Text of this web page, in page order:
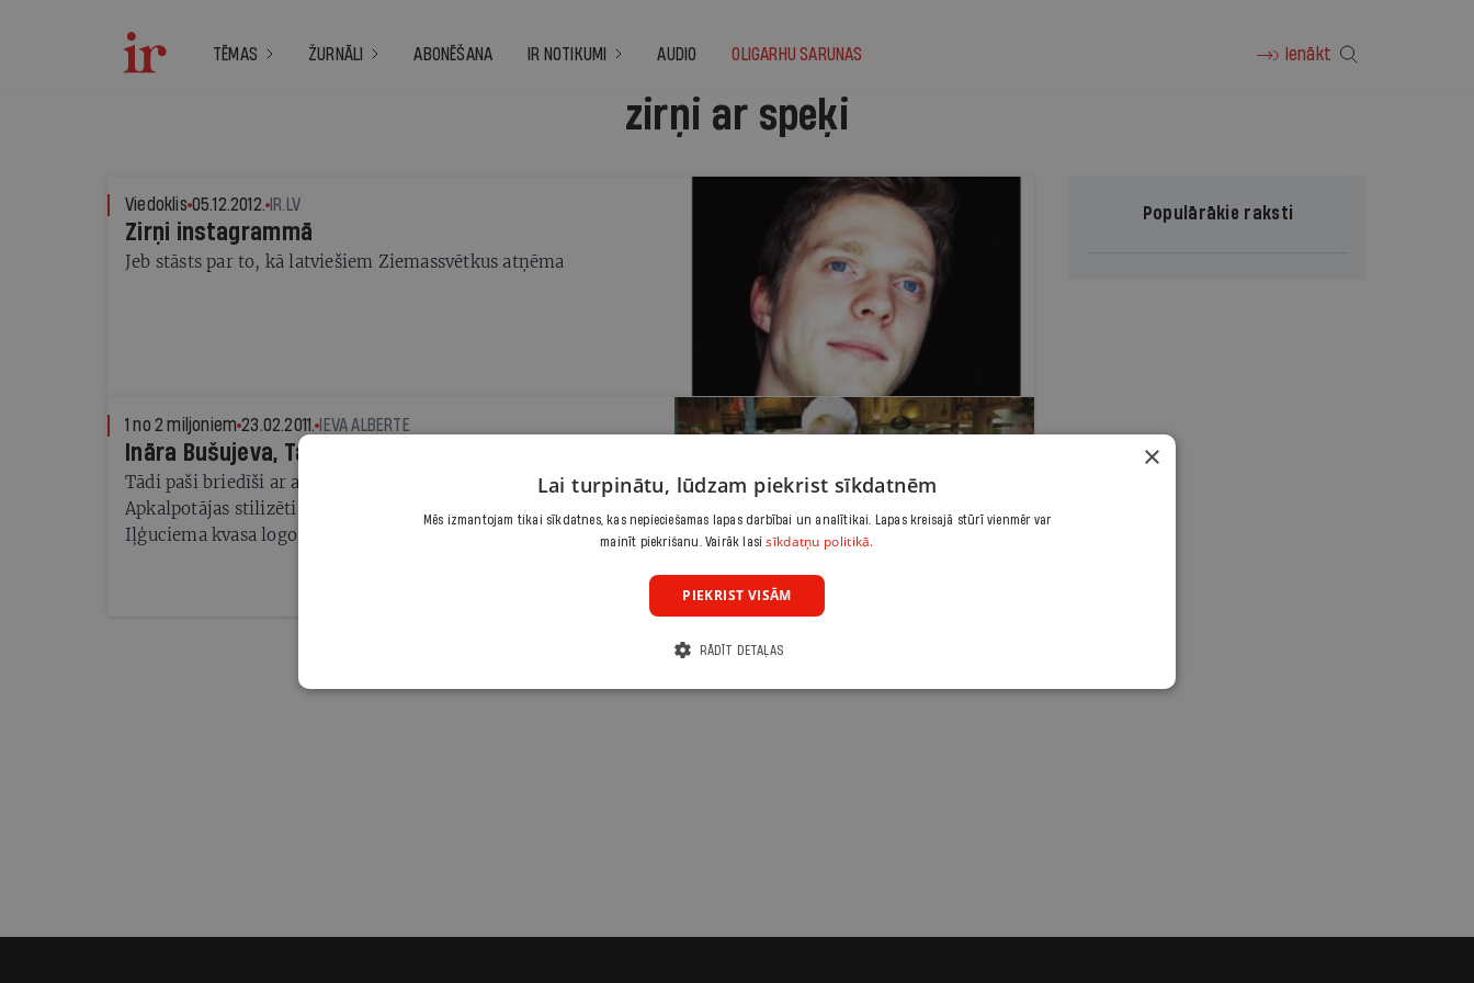
TĒMAS ŽURNĀLI ABONĒŠANA IR NOTIKUMI AUDIO OLIGARHU SARUNAS Ienākt
zirņi ar speķi
Viedoklis 05.12.2012. IR.LV
Zirņi instagrammā
Jeb stāsts par to, kā latviešiem Ziemassvētkus atņēma
1 no 2 miljoniem 23.02.2011. IEVA ALBERTE
Ināra Bušujeva, Tallinas Lido pavāre
Tādi paši briedīši ar apsnigušām mugurām, tādi paši māla podi.
Apkalpotājas stilizēti tautiskos rūtainos brunčos. Glāzes ar
Iļģuciema kvasa logo
Populārākie raksti
×
Lai turpinātu, lūdzam piekrist sīkdatnēm
Mēs izmantojam tikai sīkdatnes, kas nepieciešamas lapas darbībai un analītikai. Lapas kreisajā stūrī vienmēr var
mainīt piekrišanu. Vairāk lasisīkdatņu politikā.
PIEKRIST VISĀM
RĀDĪT DETAĻAS